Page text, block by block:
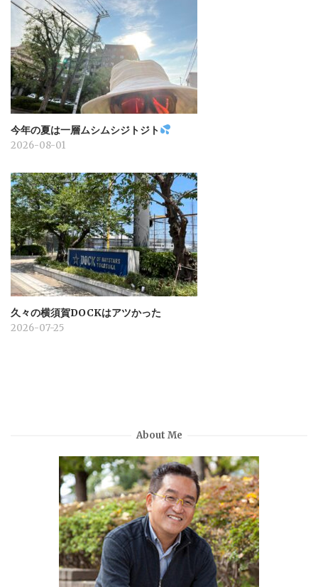
今年の夏は一層ムシムシジトジト
2026-08-01
久々の横須賀DOCKはアツかった
2026-07-25
About Me